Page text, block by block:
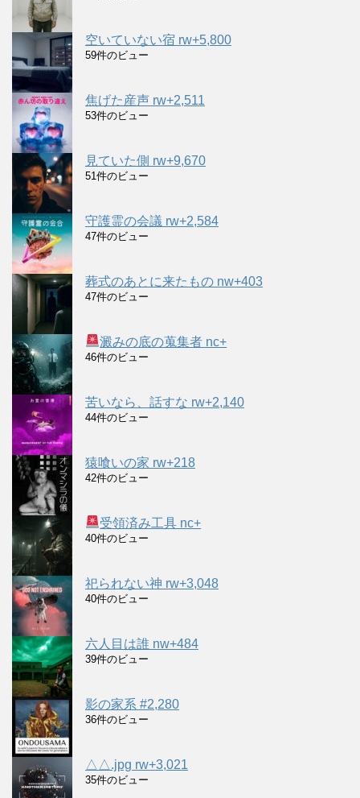
空いていない宿 rw+5,800
59件のビュー
焦げた産声 rw+2,511
53件のビュー
見ていた側 rw+9,670
51件のビュー
守護霊の会議 rw+2,584
47件のビュー
葬式のあとに来たもの nw+403
47件のビュー
澱みの底の蒐集者 nc+
46件のビュー
苦いなら、話すな rw+2,140
44件のビュー
猿喰いの家 rw+218
42件のビュー
受領済み工具 nc+
40件のビュー
祀られない神 rw+3,048
40件のビュー
六人目は誰 nw+484
39件のビュー
影の家系 #2,280
36件のビュー
△△.jpg rw+3,021
35件のビュー